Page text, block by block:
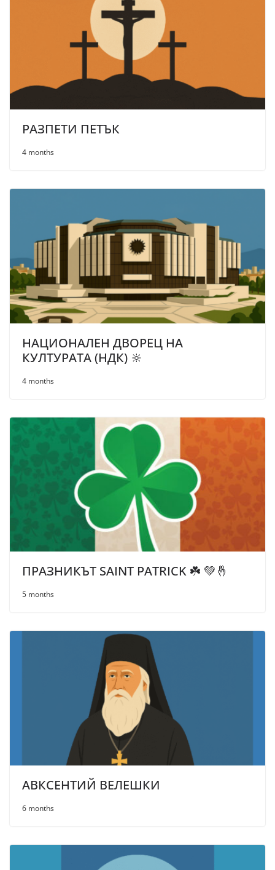
РАЗПЕТИ ПЕТЪК
4 months
НАЦИОНАЛЕН ДВОРЕЦ НА
КУЛТУРАТА (НДК) 🔆
4 months
ПРАЗНИКЪТ SAINT PATRICK ☘️ 💚🤞
5 months
АВКСЕНТИЙ ВЕЛЕШКИ
6 months